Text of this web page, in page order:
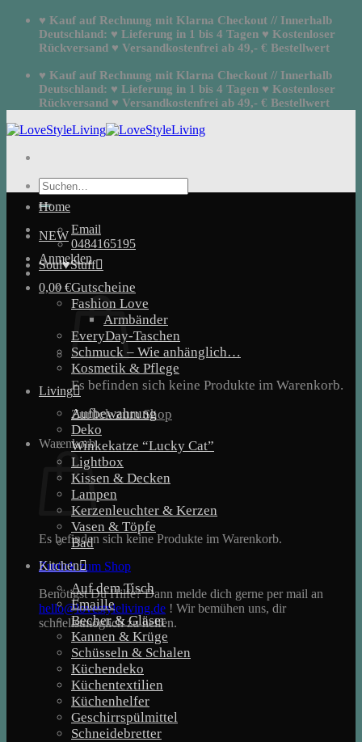
Zum
springen
♥ Kauf auf Rechnung mit Klarna Checkout // Innerhalb
Deutschland: ♥ Lieferung in 1 bis 4 Tagen ♥ Kostenloser
Rückversand ♥ Versandkostenfrei ab 49,- € Bestellwert
♥ Kauf auf Rechnung mit Klarna Checkout // Innerhalb
Deutschland: ♥ Lieferung in 1 bis 4 Tagen ♥ Kostenloser
Rückversand ♥ Versandkostenfrei ab 49,- € Bestellwert
Suchen
nach:
Email
0484165195
Anmelden
0,00€
Es befinden sich keine Produkte im Warenkorb.
Zurück zum Shop
Warenkorb
Es befinden sich keine Produkte im Warenkorb.
Zurück zum Shop
Benötigst Du Hilfe? Dann melde dich gerne per mail an
hello@lovestyleliving.de ! Wir bemühen uns, dir
schnellstmöglich zu helfen.
Home
NEW
Soul♥Stuff
Gutscheine
Fashion Love
Armbänder
EveryDay-Taschen
Schmuck – Wie anhänglich…
Kosmetik & Pflege
Living
Aufbewahrung
Deko
Winkekatze “Lucky Cat”
Lightbox
Kissen & Decken
Lampen
Kerzenleuchter & Kerzen
Vasen & Töpfe
Bad
Kitchen
Auf dem Tisch
Emaille
Becher & Gläser
Kannen & Krüge
Schüsseln & Schalen
Küchendeko
Küchentextilien
Küchenhelfer
Geschirrspülmittel
Schneidebretter